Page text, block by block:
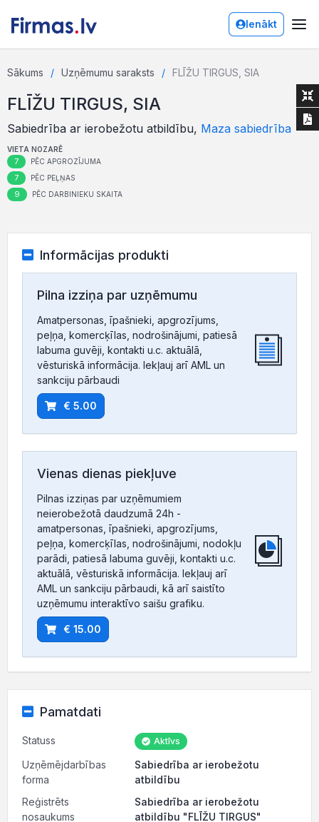
Ienākt
Sākums Uzņēmumu saraksts FLĪŽU TIRGUS, SIA
FLĪŽU TIRGUS, SIA
Sabiedrība ar ierobežotu atbildību, Maza sabiedrība
VIETA NOZARĒ
7 PĒC APGROZĪJUMA
7 PĒC PEĻŅAS
9 PĒC DARBINIEKU SKAITA
Informācijas produkti
Pilna izziņa par uzņēmumu
Amatpersonas, īpašnieki, apgrozījums,
peļņa, komercķīlas, nodrošinājumi, patiesā
labuma guvēji, kontakti u.c. aktuālā,
vēsturiskā informācija. Iekļauj arī AML un
sankciju pārbaudi
€ 5.00
Vienas dienas piekļuve
Pilnas izziņas par uzņēmumiem
neierobežotā daudzumā 24h -
amatpersonas, īpašnieki, apgrozījums,
peļņa, komercķīlas, nodrošinājumi, nodokļu
parādi, patiesā labuma guvēji, kontakti u.c.
aktuālā, vēsturiskā informācija. Iekļauj arī
AML un sankciju pārbaudi, kā arī saistīto
uzņēmumu interaktīvo saišu grafiku.
€ 15.00
Pamatdati
Statuss Aktīvs
Uzņēmējdarbības
forma
Sabiedrība ar ierobežotu
atbildību
Reģistrēts
nosaukums
Sabiedrība ar ierobežotu
atbildību "FLĪŽU TIRGUS"